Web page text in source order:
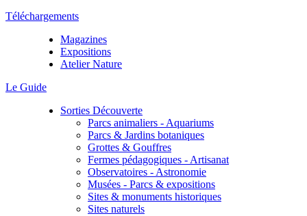
Téléchargements
Magazines
Expositions
Atelier Nature
Le Guide
Sorties Découverte
Parcs animaliers - Aquariums
Parcs & Jardins botaniques
Grottes & Gouffres
Fermes pédagogiques - Artisanat
Observatoires - Astronomie
Musées - Parcs & expositions
Sites & monuments historiques
Sites naturels